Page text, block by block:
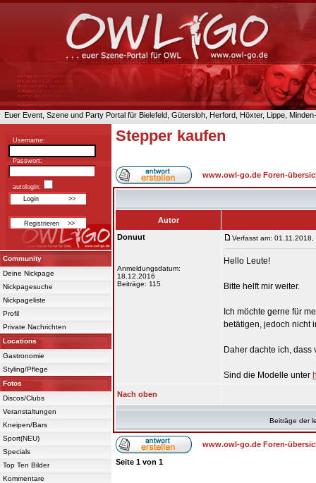
Euer Event, Szene und Party Portal für Bielefeld, Gütersloh, Herford, Höxter, Lippe,
Username:
Passwort:
autologin:
Community
Deine Nickpage
Nickpagesuche
Nickpageliste
Profil
Private Nachrichten
Locations
Gastronomie
Styling/Pflege
Fotos
Discos/Clubs
Veranstaltungen
Kneipen/Bars
Sport(NEU)
Specials
Top Ten Bilder
Kommentare
Stepper kaufen
www.owl-go.de Foren-
Autor
Donuut
Anmeldungsdatum:
18.12.2016
Beiträge: 115
Verfasst am: 01.11.2018,
Hello Leute!
Bitte helft mir weiter.
Ich möchte gerne für
betätigen, jedoch nicht
Daher dachte ich,
Sind die Modelle unter
Nach oben
Beiträge der
www.owl-go.de Foren-
Seite 1 von 1